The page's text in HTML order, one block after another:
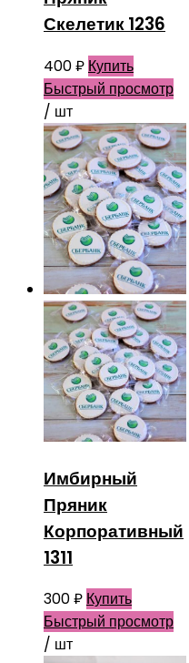
Скелетик 1236
400₽ Купить
Быстрый просмотр
/ шт
Имбирный
Пряник
Корпоративный
1311
300₽ Купить
Быстрый просмотр
/ шт